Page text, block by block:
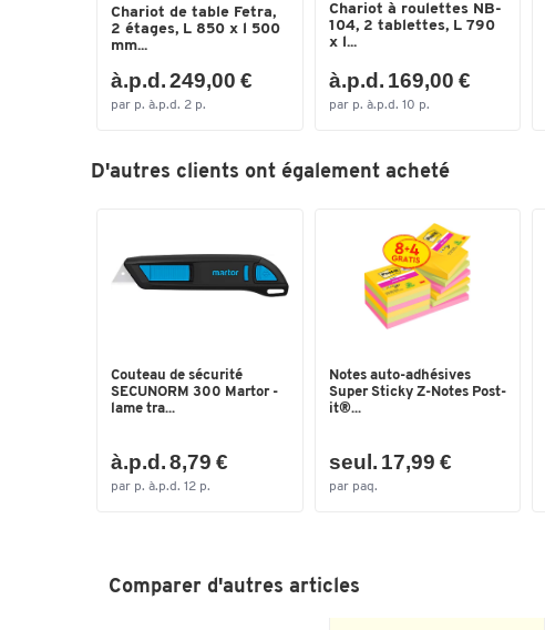
Chariot de table Fetra,
2 étages, L 850 x l 500
mm...
à.p.d. 249,00 €
par p. à.p.d. 2 p.
Chariot à roulettes NB-
104, 2 tablettes, L 790
x l...
à.p.d. 169,00 €
par p. à.p.d. 10 p.
D'autres clients ont également acheté
Couteau de sécurité
SECUNORM 300 Martor -
lame tra...
à.p.d. 8,79 €
par p. à.p.d. 12 p.
Notes auto-adhésives
Super Sticky Z-Notes Post-
it®...
seul. 17,99 €
par paq.
Comparer d'autres articles